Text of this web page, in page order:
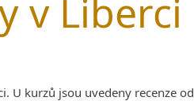
v Liberci
U kurzů jsou uvedeny recenze od